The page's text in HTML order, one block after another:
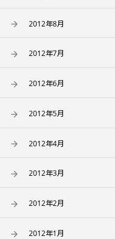
2012年8月
2012年7月
2012年6月
2012年5月
2012年4月
2012年3月
2012年2月
2012年1月